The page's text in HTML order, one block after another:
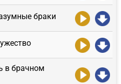
браки
в брачном